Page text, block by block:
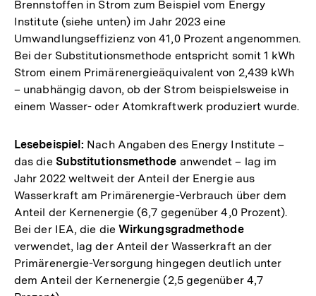
Brennstoffen in Strom zum Beispiel vom Energy
Institute (siehe unten) im Jahr 2023 eine
Umwandlungseffizienz von 41,0 Prozent angenommen.
Bei der Substitutionsmethode entspricht somit 1 kWh
Strom einem Primärenergieäquivalent von 2,439 kWh
– unabhängig davon, ob der Strom beispielsweise in
einem Wasser- oder Atomkraftwerk produziert wurde.
Lesebeispiel: Nach Angaben des Energy Institute –
das die Substitutionsmethode anwendet – lag im
Jahr 2022 weltweit der Anteil der Energie aus
Wasserkraft am Primärenergie-Verbrauch über dem
Anteil der Kernenergie (6,7 gegenüber 4,0 Prozent).
Bei der IEA, die die Wirkungsgradmethode
verwendet, lag der Anteil der Wasserkraft an der
Primärenergie-Versorgung hingegen deutlich unter
dem Anteil der Kernenergie (2,5 gegenüber 4,7